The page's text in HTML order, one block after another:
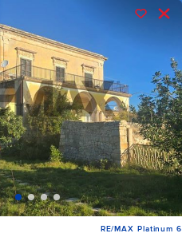
RE/MAX Platinum 6